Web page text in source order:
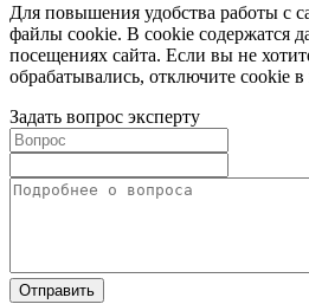
Для повышения удобства работы с
файлы cookie. В cookie содержатся
посещениях сайта. Если вы не
обрабатывались, отключите cookie в
Задать вопрос эксперту